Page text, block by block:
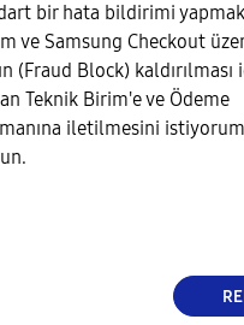
bir hata bildirimi
ve Samsung Checkout
(Fraud Block) kaldırılması
Teknik Birim'e ve Ödeme
iletilmesini